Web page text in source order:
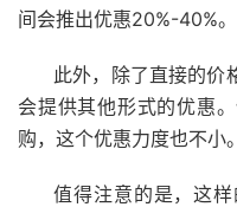
间会推出优惠20%-40%。
此外，除了直接的价
会提供其他形式的优惠
购，这个优惠力度也不小。
值得注意的是，这